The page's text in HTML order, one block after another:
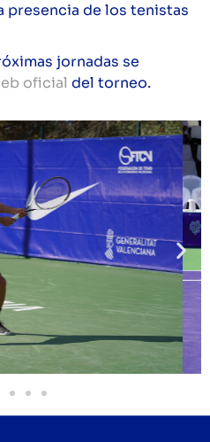
presencia de los tenistas
jornadas se
oficial del torneo.